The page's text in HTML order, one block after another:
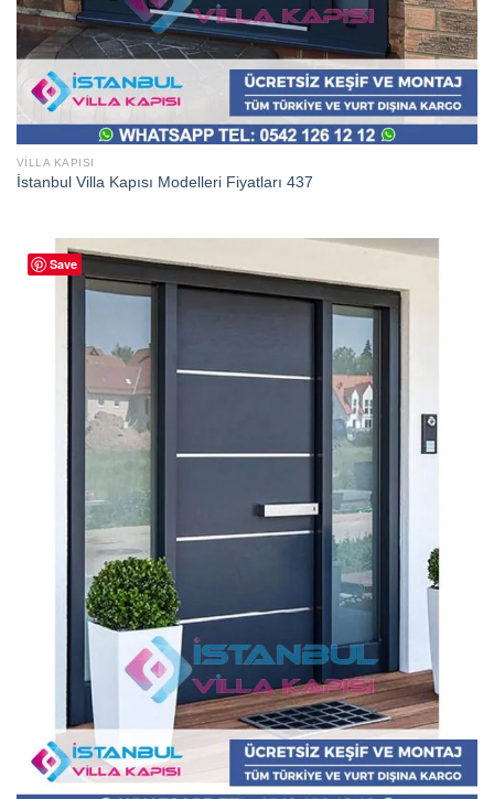
VILLA KAPISI
İstanbul Villa Kapısı Modelleri Fiyatları 437
Save